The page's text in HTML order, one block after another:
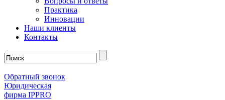
Практика
Инновации
Наши клиенты
Контакты
Обратный звонок
Юридическая
фирма IPPRO